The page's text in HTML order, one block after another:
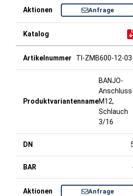
Anfrage
TI-ZMB600-12-03
BANJO-
Anschluss
M12,
Schlauch
3/16
Anfrage